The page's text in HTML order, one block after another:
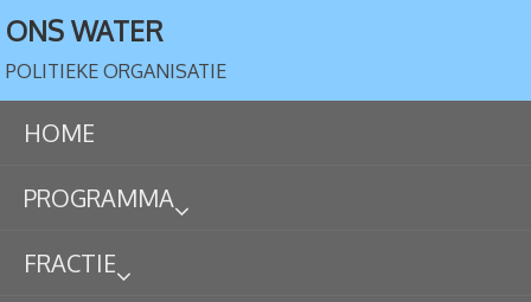
ONS WATER
POLITIEKE ORGANISATIE
HOME
PROGRAMMA
FRACTIE